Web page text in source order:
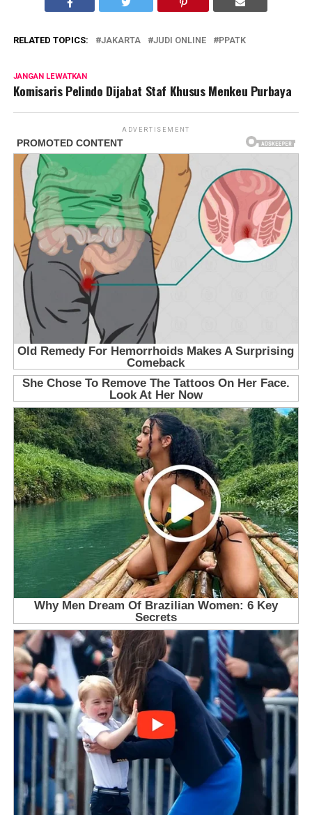
RELATED TOPICS: JAKARTA JUDI ONLINE PPATK
JANGAN LEWATKAN
Komisaris Pelindo Dijabat Staf Khusus Menkeu Purbaya
ADVERTISEMENT